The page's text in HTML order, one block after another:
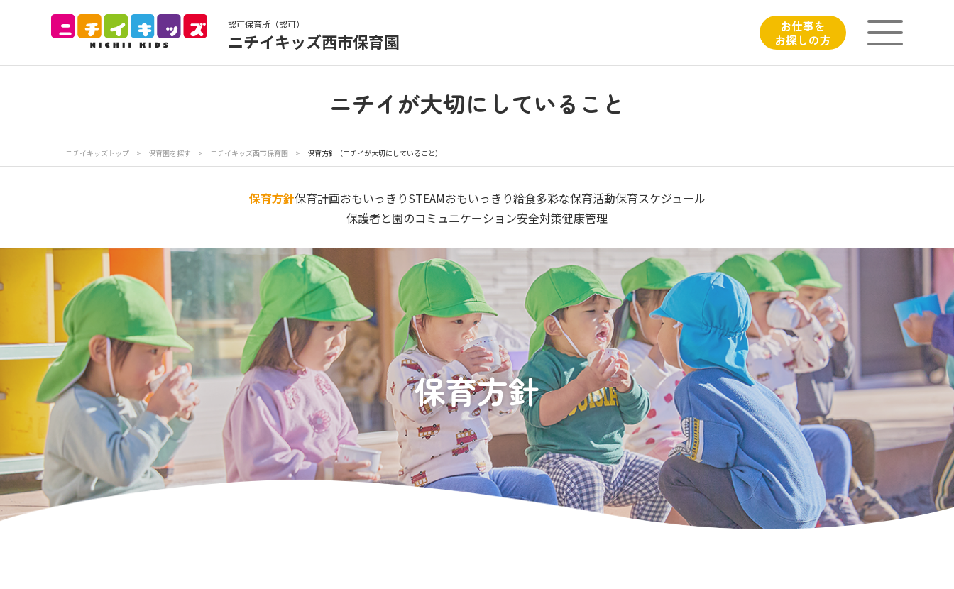
認可保育所（認可）
ニチイキッズ西市保育園
お仕事を
お探しの方
保育園見学 入園の概要
写真販売サービス 各種書類 お仕事をお探しの方 よくあるご質問
プライバシーポリシー サイトのご利用について サイトマップ ニチイ学館オフィシャルサイト
ニチイが大切にしていること
ニチイキッズトップ > 保育園を探す > ニチイキッズ西市保育園 > 保育方針（ニチイが大切にしていること）
保育方針保育計画おもいっきりSTEAMおもいっきり給食多彩な保育活動保育スケジュール
保護者と園のコミュニケーション安全対策健康管理
保育方針